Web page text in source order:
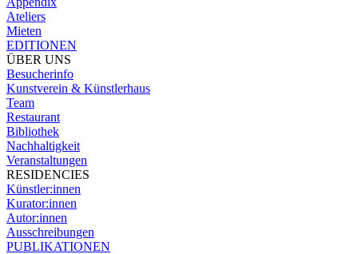
Ateliers
Mieten
EDITIONEN
ÜBER UNS
Besucherinfo
Kunstverein & Künstlerhaus
Team
Restaurant
Bibliothek
Nachhaltigkeit
Veranstaltungen
RESIDENCIES
Künstler:innen
Kurator:innen
Autor:innen
Ausschreibungen
PUBLIKATIONEN